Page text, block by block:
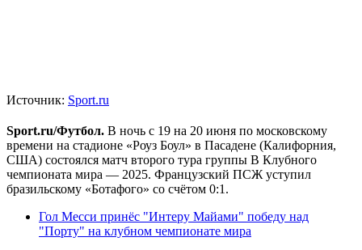
Источник: Sport.ru
Sport.ru/Футбол. В ночь с 19 на 20 июня по московскому
времени на стадионе «Роуз Боул» в Пасадене (Калифорния,
США) состоялся матч второго тура группы B Клубного
чемпионата мира — 2025. Французский ПСЖ уступил
бразильскому «Ботафого» со счётом 0:1.
Гол Месси принёс "Интеру Майами" победу над
"Порту" на клубном чемпионате мира